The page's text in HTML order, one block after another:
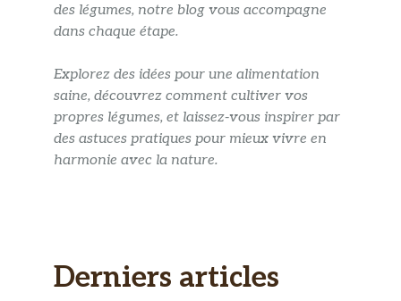
des légumes, notre blog vous accompagne
dans chaque étape.
Explorez des idées pour une alimentation
saine, découvrez comment cultiver vos
propres légumes, et laissez-vous inspirer par
des astuces pratiques pour mieux vivre en
harmonie avec la nature.
Derniers articles